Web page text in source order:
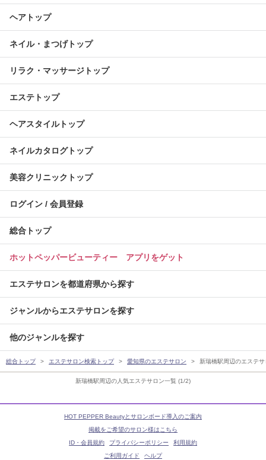
新瑞橋駅周辺の人気エステサロン一覧 (1/2)
ヘアトップ
ネイル・まつげトップ
リラク・マッサージトップ
エステトップ
ヘアスタイルトップ
ネイルカタログトップ
美容クリニックトップ
ログイン / 会員登録
総合トップ
ホットペッパービューティー アプリをゲット
エステサロンを都道府県から探す
ジャンルからエステサロンを探す
他のジャンルを探す
総合トップ エステサロン検索トップ 愛知県のエステサロン 新瑞橋駅周辺のエステサ
HOT PEPPER Beautyとサロンボード導入のご案内
掲載をご希望のサロン様はこちら
ID・会員規約
プライバシーポリシー
利用規約
ご利用ガイド
ヘルプ